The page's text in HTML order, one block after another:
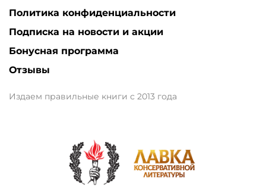
Политика конфиденциальности
Подписка на новости и акции
Бонусная программа
Отзывы
Издаем правильные книги с 2013 года